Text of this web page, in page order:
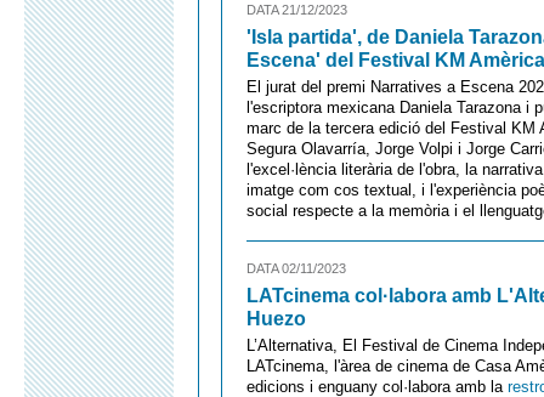
DATA 21/12/2023
'Isla partida', de Daniela
Escena' del Festival KM Amèrica
El jurat del premi Narratives a Escena
l'escriptora mexicana Daniela Tarazona i
marc de la tercera edició del Festival KM
Segura Olavarría, Jorge Volpi i Jorge
l'excel·lència literària de l'obra, la
imatge com cos textual, i l'experiència
social respecte a la memòria i el
DATA 02/11/2023
LATcinema col·labora amb
Huezo
L’Alternativa, El Festival de Cinema
LATcinema, l'àrea de cinema de Casa
edicions i enguany col·labora amb la